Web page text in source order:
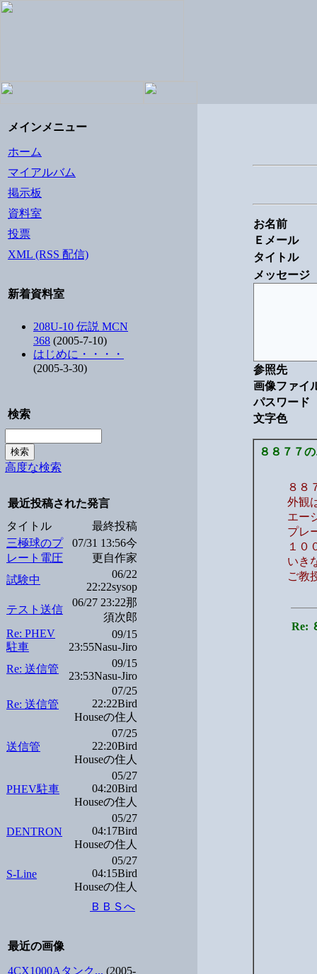
メインメニュー
ホーム
マイアルバム
掲示板
資料室
投票
XML (RSS 配信)
新着資料室
208U-10 伝説 MCN
368 (2005-7-10)
はじめに・・・・
(2005-3-30)
検索
高度な検索
最近投稿された発言
タイトル
最終投稿
三極球のプ
レート電圧
07/31 13:56今
更自作家
試験中
06/22
22:22sysop
テスト送信
06/27 23:22那
須次郎
Re: PHEV
駐車
09/15
23:55Nasu-Jiro
Re: 送信管
09/15
23:53Nasu-Jiro
Re: 送信管
07/25
22:22Bird
Houseの住人
送信管
07/25
22:20Bird
Houseの住人
PHEV駐車
05/27
04:20Bird
Houseの住人
DENTRON
05/27
04:17Bird
Houseの住人
S-Line
05/27
04:15Bird
Houseの住人
ＢＢＳへ
最近の画像
4CX1000Aタンク... (2005-
お名前
Ｅメール
タイトル
メッセージ
参照先
画像ファイ
パスワード
文字色
８８７７
８８
外観
エー
プレ
１０
いき
ご教
Re: